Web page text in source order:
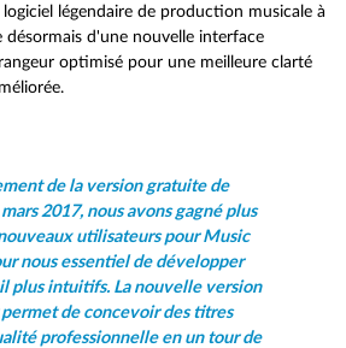
légendaire de production musicale à
désormais d'une nouvelle interface
optimisé pour une meilleure clarté
de la version gratuite de
2017, nous avons gagné plus
utilisateurs pour Music
nous essentiel de développer
plus intuitifs. La nouvelle version
de concevoir des titres
professionnelle en un tour de